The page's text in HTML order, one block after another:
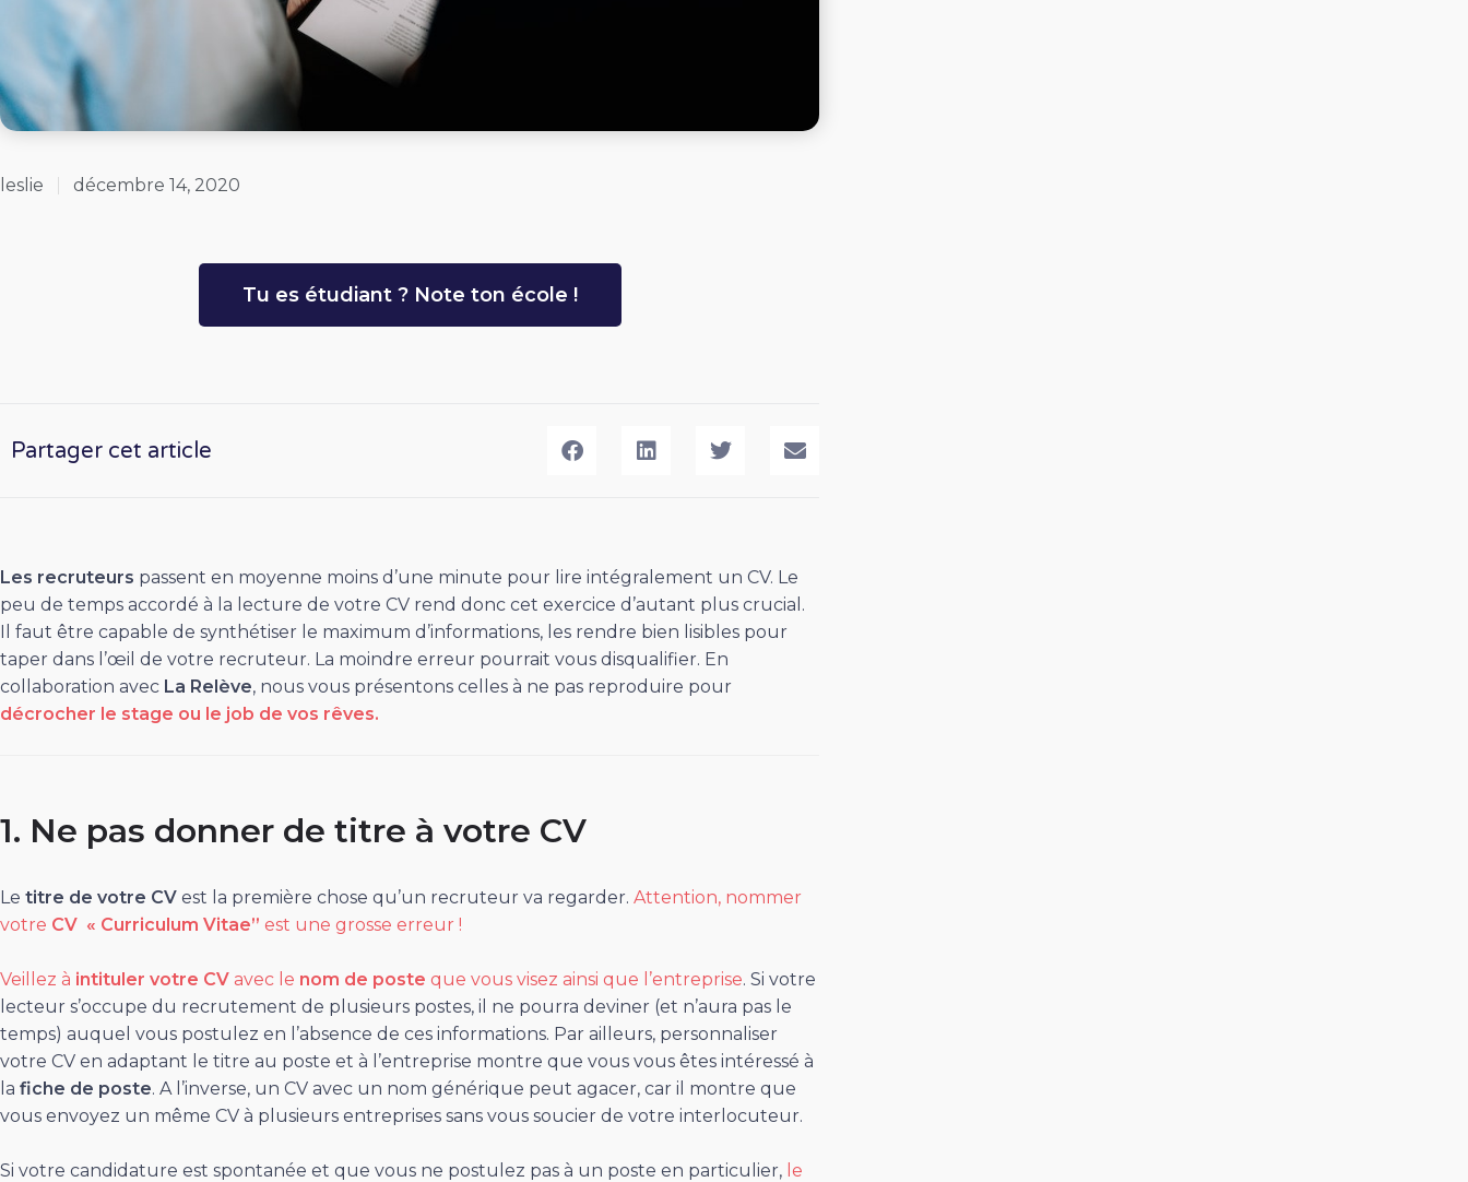
leslie décembre 14, 2020
Tu es étudiant ? Note ton école !
Partager cet article
Les recruteurs passent en moyenne moins d’une minute pour lire intégralement un CV. Le
peu de temps accordé à la lecture de votre CV rend donc cet exercice d’autant plus crucial.
Il faut être capable de synthétiser le maximum d’informations, les rendre bien lisibles pour
taper dans l’œil de votre recruteur. La moindre erreur pourrait vous disqualifier. En
collaboration avec La Relève, nous vous présentons celles à ne pas reproduire pour
décrocher le stage ou le job de vos rêves.
1. Ne pas donner de titre à votre CV
Le titre de votre CV est la première chose qu’un recruteur va regarder. Attention, nommer
votre CV « Curriculum Vitae” est une grosse erreur !
Veillez à intituler votre CV avec le nom de poste que vous visez ainsi que l’entreprise. Si votre
lecteur s’occupe du recrutement de plusieurs postes, il ne pourra deviner (et n’aura pas le
temps) auquel vous postulez en l’absence de ces informations. Par ailleurs, personnaliser
votre CV en adaptant le titre au poste et à l’entreprise montre que vous vous êtes intéressé à
la fiche de poste. A l’inverse, un CV avec un nom générique peut agacer, car il montre que
vous envoyez un même CV à plusieurs entreprises sans vous soucier de votre interlocuteur.
Si votre candidature est spontanée et que vous ne postulez pas à un poste en particulier, le